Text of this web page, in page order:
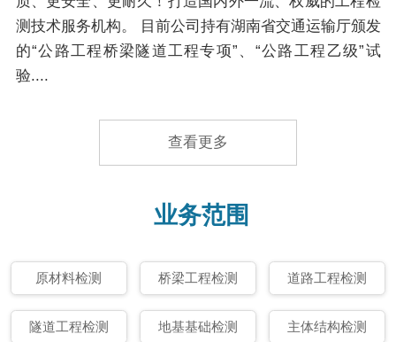
测技术服务机构。 目前公司持有湖南省交通运输厅颁发
的“公路工程桥梁隧道工程专项”、“公路工程乙级”试
验....
查看更多
业务范围
原材料检测 桥梁工程检测 道路工程检测
隧道工程检测 地基基础检测 主体结构检测